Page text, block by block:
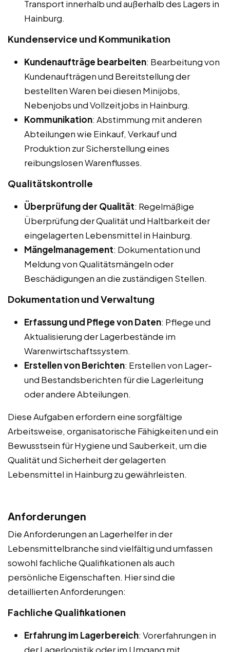
Transport innerhalb und außerhalb des Lagers in
Hainburg.
Kundenservice und Kommunikation
Kundenaufträge bearbeiten: Bearbeitung von
Kundenaufträgen und Bereitstellung der
bestellten Waren bei diesen Minijobs,
Nebenjobs und Vollzeitjobs in Hainburg.
Kommunikation: Abstimmung mit anderen
Abteilungen wie Einkauf, Verkauf und
Produktion zur Sicherstellung eines
reibungslosen Warenflusses.
Qualitätskontrolle
Überprüfung der Qualität: Regelmäßige
Überprüfung der Qualität und Haltbarkeit der
eingelagerten Lebensmittel in Hainburg.
Mängelmanagement: Dokumentation und
Meldung von Qualitätsmängeln oder
Beschädigungen an die zuständigen Stellen.
Dokumentation und Verwaltung
Erfassung und Pflege von Daten: Pflege und
Aktualisierung der Lagerbestände im
Warenwirtschaftssystem.
Erstellen von Berichten: Erstellen von Lager-
und Bestandsberichten für die Lagerleitung
oder andere Abteilungen.
Diese Aufgaben erfordern eine sorgfältige
Arbeitsweise, organisatorische Fähigkeiten und ein
Bewusstsein für Hygiene und Sauberkeit, um die
Qualität und Sicherheit der gelagerten
Lebensmittel in Hainburg zu gewährleisten.
Anforderungen
Die Anforderungen an Lagerhelfer in der
Lebensmittelbranche sind vielfältig und umfassen
sowohl fachliche Qualifikationen als auch
persönliche Eigenschaften. Hier sind die
detaillierten Anforderungen:
Fachliche Qualifikationen
Erfahrung im Lagerbereich: Vorerfahrungen in
der Lagerlogistik oder im Umgang mit